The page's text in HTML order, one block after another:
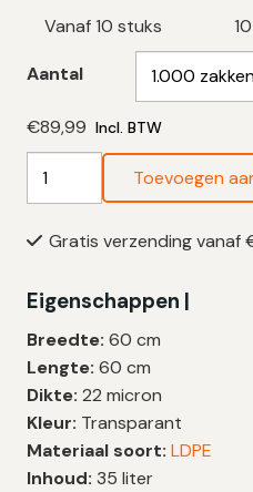
Vanaf 10 stuks
Aantal
€89,99 Incl. BTW
Transparante
Liter
LDPE
|
T25
|
60×60
cm
–
Toevoegen
Gratis verzending vanaf
Eigenschappen |
Breedte: 60 cm
Lengte: 60 cm
Dikte: 22 micron
Kleur: Transparant
Materiaal soort: LDPE
Inhoud: 35 liter